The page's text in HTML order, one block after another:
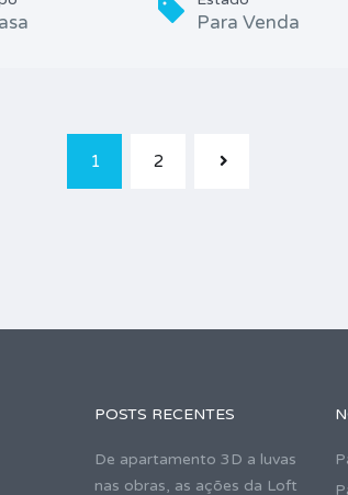
Para Venda
1 2
POSTS RECENTES
De apartamento 3D a luvas
nas obras, as ações da Loft